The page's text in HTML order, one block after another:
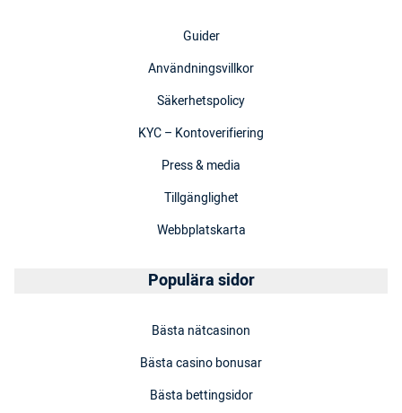
Guider
Användningsvillkor
Säkerhetspolicy
KYC – Kontoverifiering
Press & media
Tillgänglighet
Webbplatskarta
Populära sidor
Bästa nätcasinon
Bästa casino bonusar
Bästa bettingsidor